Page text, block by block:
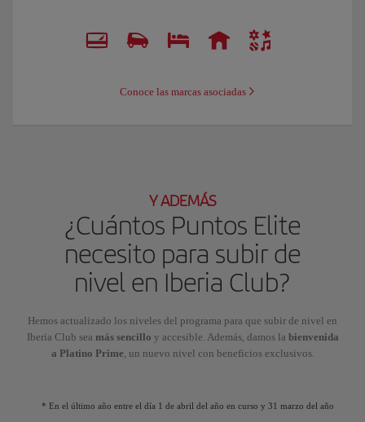
Conoce las marcas asociadas
Y ADEMÁS
¿Cuántos Puntos Elite
necesito para subir de
nivel en Iberia Club?
Hemos actualizado los niveles del programa para que subir de nivel en
Iberia Club sea más sencillo y accesible. Además, damos la bienvenida
a Platino Prime , un nuevo nivel con beneficios exclusivos.
* En el último año entre el día 1 de abril del año en curso y 31 marzo del año